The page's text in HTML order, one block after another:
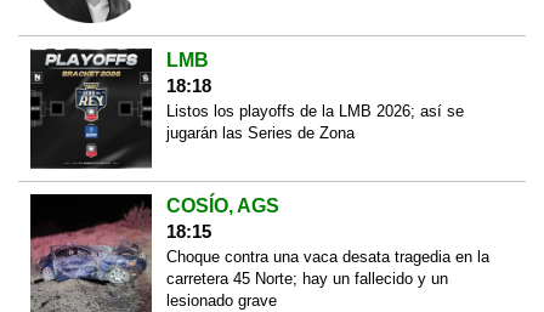
LMB
18:18
Listos los playoffs de la LMB 2026; así se
jugarán las Series de Zona
COSÍO, AGS
18:15
Choque contra una vaca desata tragedia en la
carretera 45 Norte; hay un fallecido y un
lesionado grave